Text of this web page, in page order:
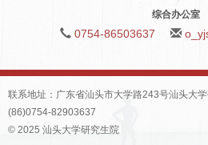
综合办公室
0754-86503637
联系地址：广东省汕头市大学路243号汕头大
(86)0754-82903637
© 2025 汕头大学研究生院